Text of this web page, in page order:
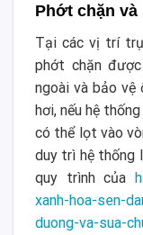
Phớt chặn
Tại các vị trí
phớt chặn
ngoài và bảo vệ
hơi, nếu hệ
có thể lọt vào
duy trì hệ thống
quy trình của
xanh-hoa-sen-
duong-va-sua-